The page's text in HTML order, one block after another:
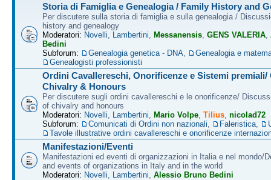
Storia di Famiglia e Genealogia / Family History and
Per discutere sulla storia di famiglia e sulla genealogia /
history and genealogy
Moderatori: Novelli Lambertini Messanensis GENS VALERIA
Bedini
Subforum:
Genealogia genetica - DNA
Genealogia e
Genealogisti professionisti
Ordini Cavallereschi, Onorificenze e Sistemi premiali/
Chivalry & Honours
Per discutere sugli ordini cavallereschi e le onorificenze/
of chivalry and honours
Moderatori: Novelli Lambertini Mario Volpe Tilius nicolad72
Subforum:
Comunicati di Ordini non nazionali Faleristica
Tavole illustrative ordini cavallereschi e onorificenze
Manifestazioni/Eventi
Manifestazioni ed eventi di organizzazioni in Italia e nel mondo/
and events of organizations in Italy and in the world
Moderatori: Novelli Lambertini Alessio Bruno Bedini